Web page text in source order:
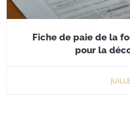
Fiche de paie de la
pour la